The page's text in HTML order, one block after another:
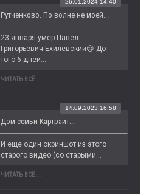
Рутченково. По волне не моей...
26.01.2024 14:40
23 января умер Павел
Григорьевич Ехилевский😢 До
того 6 дней...
ЧИТАТЬ ВСЁ...
Дом семьи Картрайт...
14.09.2023 16:58
И еще один скриншот из этого
старого видео (со старыми...
ЧИТАТЬ ВСЁ...